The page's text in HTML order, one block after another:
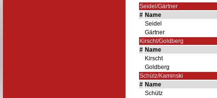
Seidel/Gärtner
# Name
Seidel
Gärtner
Kirscht/Goldberg
# Name
Kirscht
Goldberg
Schütz/Kaminski
# Name
Schütz